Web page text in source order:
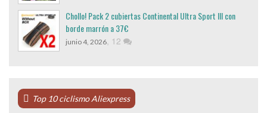
Chollo! Pack 2 cubiertas Continental Ultra Sport III con
borde marrón a 37€
junio 4, 2026, 12
Top 10 ciclismo Aliexpress